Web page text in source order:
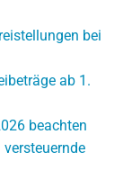
bei
ab 1.
beachten
versteuernde